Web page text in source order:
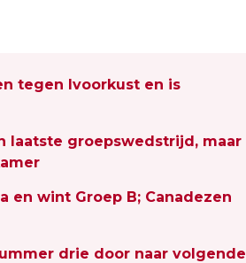
tegen Ivoorkust en is
laatste groepswedstrijd, maar
en wint Groep B; Canadezen
drie door naar volgende